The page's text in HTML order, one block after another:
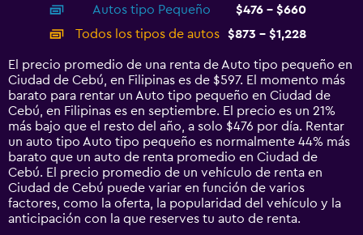
displaying
categories.
14
categories.
The
chart
has
1
Y
axis
displaying
values.
Range:
0
Autos tipo Pequeño
$476 - $660
Todos los tipos de autos
$873 - $1,228
El precio promedio de una renta de Auto tipo pequeño en
Ciudad de Cebú, en Filipinas es de $597. El momento más
barato para rentar un Auto tipo pequeño en Ciudad de
Cebú, en Filipinas es en septiembre. El precio es un 21%
más bajo que el resto del año, a solo $476 por día. Rentar
un auto tipo Auto tipo pequeño es normalmente 44% más
barato que un auto de renta promedio en Ciudad de
Cebú. El precio promedio de un vehículo de renta en
Ciudad de Cebú puede variar en función de varios
factores, como la oferta, la popularidad del vehículo y la
anticipación con la que reserves tu auto de renta.